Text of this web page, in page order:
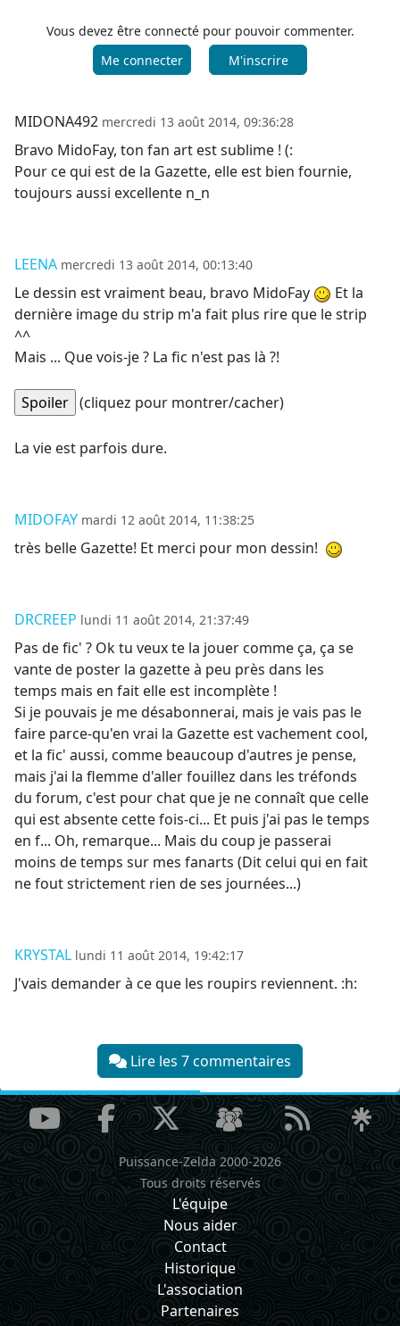
Vous devez être connecté pour pouvoir commenter.
Me connecter
M'inscrire
MIDONA492 mercredi 13 août 2014, 09:36:28
Bravo MidoFay, ton fan art est sublime ! (:
Pour ce qui est de la Gazette, elle est bien fournie,
toujours aussi excellente n_n
LEENA mercredi 13 août 2014, 00:13:40
Le dessin est vraiment beau, bravo MidoFay
Et la
dernière image du strip m'a fait plus rire que le strip
^^
Mais ... Que vois-je ? La fic n'est pas là ?!
(cliquez pour montrer/cacher)
La vie est parfois dure.
MIDOFAY mardi 12 août 2014, 11:38:25
très belle Gazette! Et merci pour mon dessin!
DRCREEP lundi 11 août 2014, 21:37:49
Pas de fic' ? Ok tu veux te la jouer comme ça, ça se
vante de poster la gazette à peu près dans les
temps mais en fait elle est incomplète !
Si je pouvais je me désabonnerai, mais je vais pas le
faire parce-qu'en vrai la Gazette est vachement cool,
et la fic' aussi, comme beaucoup d'autres je pense,
mais j'ai la flemme d'aller fouillez dans les tréfonds
du forum, c'est pour chat que je ne connaît que celle
qui est absente cette fois-ci... Et puis j'ai pas le temps
en f... Oh, remarque... Mais du coup je passerai
moins de temps sur mes fanarts (Dit celui qui en fait
ne fout strictement rien de ses journées...)
KRYSTAL lundi 11 août 2014, 19:42:17
J'vais demander à ce que les roupirs reviennent. :h:
Lire les 7 commentaires
Puissance-Zelda 2000-2026
Tous droits réservés
L'équipe
Nous aider
Contact
Historique
L'association
Partenaires